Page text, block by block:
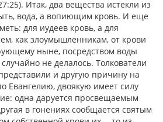
Итак, два вещества истекли из
вода, а вопиющим кровь. И еще
для иудеев кровь, а для
как злоумышленникам, от крови
ныне, посредством воды
не делалось. Толкователи
и другую причину на
Евангелию, двоякую имеет силу
одна даруется просвещаемым
в гонениях сообщается святым